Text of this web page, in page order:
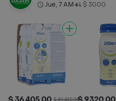
Jue, 7 AM• $ 3000
$ 40.450,00